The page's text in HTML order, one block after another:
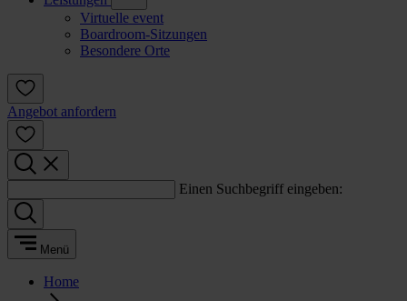
Virtuelle event
Boardroom-Sitzungen
Besondere Orte
Angebot anfordern
Einen Suchbegriff eingeben:
Menü
Home